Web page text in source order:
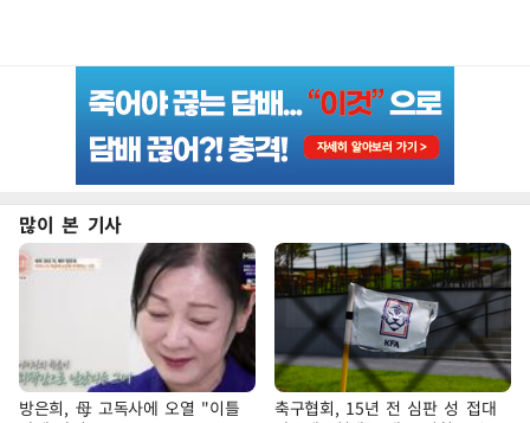
많이 본 기사
방은희, 母 고독사에 오열 "이틀
축구협회, 15년 전 심판 성 접대